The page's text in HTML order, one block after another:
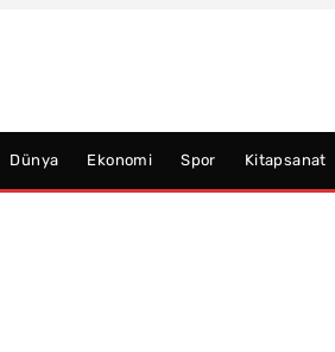
Dünya Ekonomi Spor Kitapsanat